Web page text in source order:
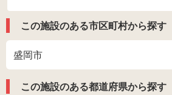
この施設のある市区町村から探す
盛岡市
この施設のある都道府県から探す